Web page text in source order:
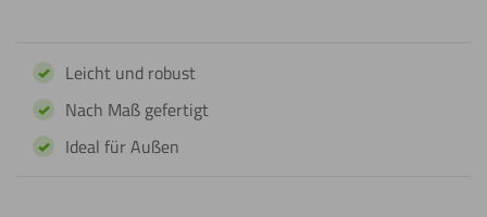
Leicht und robust
Nach Maß gefertigt
Ideal für Außen